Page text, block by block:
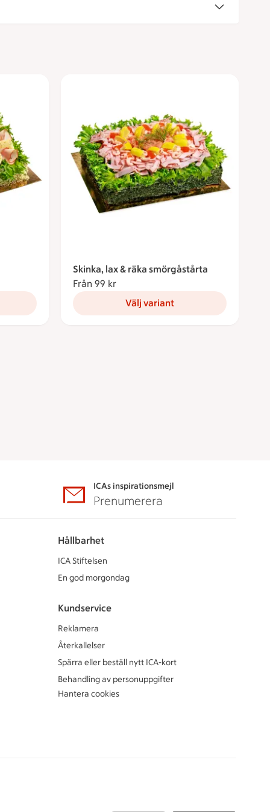
Skinka, lax & räka smörgåstårta
Från 99 kr
Välj variant
ICAs inspirationsmejl
Prenumerera
Hållbarhet
ICA Stiftelsen
En god morgondag
Kundservice
Reklamera
Återkallelser
Spärra eller beställ nytt ICA-kort
Behandling av personuppgifter
Hantera cookies